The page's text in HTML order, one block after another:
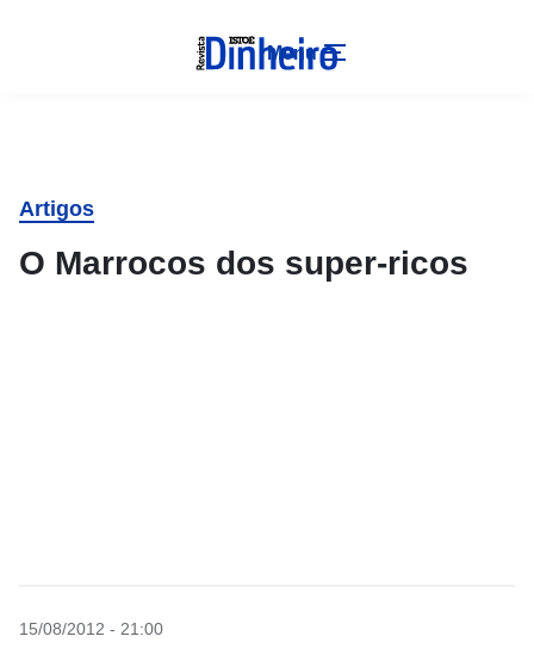
Menu
Artigos
O Marrocos dos super-ricos
15/08/2012 - 21:00